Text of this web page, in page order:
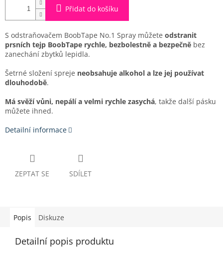
Přidat do košíku
S odstraňovačem BoobTape No.1 Spray můžete odstranit
prsních tejp BoobTape rychle, bezbolestně a bezpečně bez
zanechání zbytků lepidla.
Šetrné složení spreje neobsahuje alkohol a lze jej používat
dlouhodobě.
Má svěží vůni, nepálí a velmi rychle zasychá, takže další pásku
můžete ihned.
Detailní informace
ZEPTAT SE SDÍLET
Popis Diskuze
Detailní popis produktu